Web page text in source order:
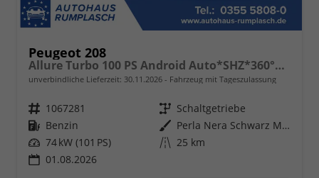
Peugeot 208
Allure Turbo 100 PS Android Auto*SHZ*360°*Totwinkel*PDC v/h*Klimaauto*Tempomat*
unverbindliche Lieferzeit: 30.11.2026 Fahrzeug mit Tageszulassung
Fahrzeugnr. 1067281 Getriebe Schaltgetriebe
Kraftstoff Benzin Außenfarbe
Perla Nera Schwarz Metallic
Leistung 74 kW (101 PS) Kilometerstand 25 km
01.08.2026